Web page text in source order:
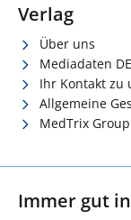
Verlag
Über uns
Mediadaten
Ihr Kontakt zu
Allgemeine
MedTrix
Immer gut